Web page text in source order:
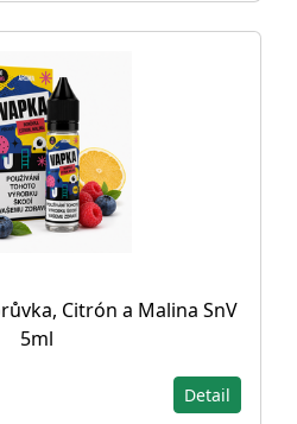
Citrón a Malina SnV
5ml
Detail